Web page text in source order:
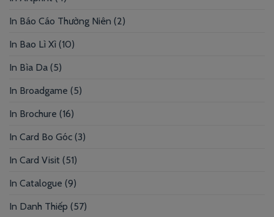
In Báo Cáo Thường Niên (2)
In Bao Lì Xì (10)
In Bìa Da (5)
In Broadgame (5)
In Brochure (16)
In Card Bo Góc (3)
In Card Visit (51)
In Catalogue (9)
In Danh Thiếp (57)